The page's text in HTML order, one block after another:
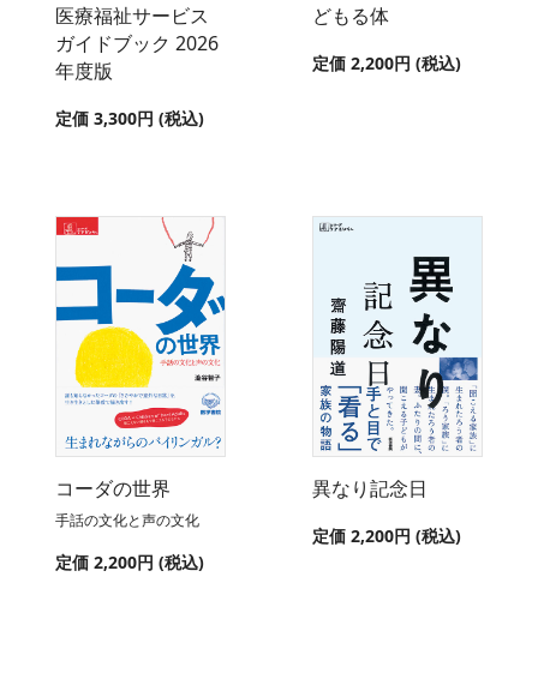
医療福祉サービス
ガイドブック 2026
年度版
定価 3,300円 (税込)
どもる体
定価 2,200円 (税込)
コーダの世界
手話の文化と声の文化
定価 2,200円 (税込)
異なり記念日
定価 2,200円 (税込)